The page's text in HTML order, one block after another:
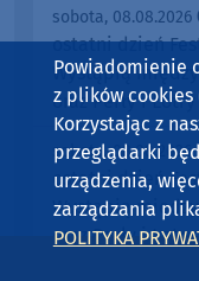
sobota, 08.08.2026
ostatni dzień
Wystąpią
oraz Perły i Łotry
sobota, 08.08.2026
ostatni dzień
Wystąpią między
oraz Perły i Łotry
Powiadomienie
z plików cookies
Korzystając z
przeglądarki
urządzenia,
zarządzania
POLITYKA